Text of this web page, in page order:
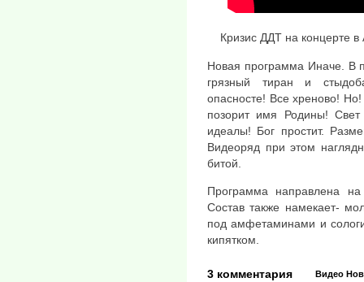
Кризис ДДТ на концерте
Новая программа Иначе. В
грязный тиран и
опасносте! Все хреново!
позорит имя Родины! Свет
идеалы! Бог простит.
Видеоряд при этом
битой.
Программа направлена
Состав также намекает-
под амфетаминами и
кипятком.
Видео
3 комментария